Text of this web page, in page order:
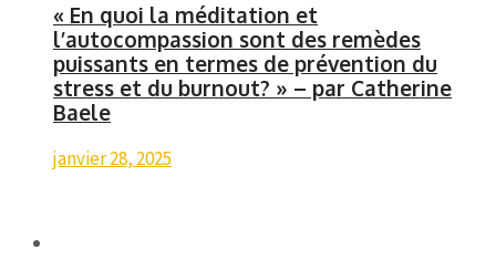
« En quoi la méditation et
l’autocompassion sont des remèdes
puissants en termes de prévention du
stress et du burnout? » – par Catherine
Baele
janvier 28, 2025